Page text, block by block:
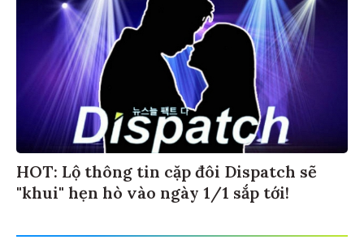
HOT: Lộ thông tin cặp đôi Dispatch sẽ
"khui" hẹn hò vào ngày 1/1 sắp tới!